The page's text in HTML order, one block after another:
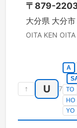
〒 879-
大分県 大分市
OITA KEN
↑ U 7
A
TO
HO
YO